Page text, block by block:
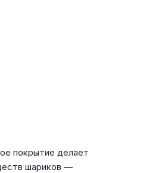
покрытие делает
шариков —